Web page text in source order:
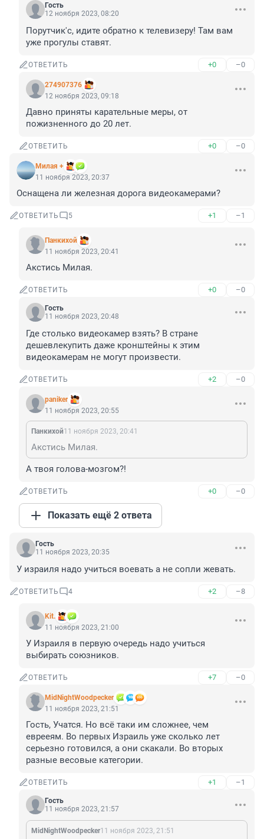
Гость
12 ноября 2023, 08:20
Порутчик'с, идите обратно к телевизеру! Там вам
уже прогулы ставят.
ОТВЕТИТЬ +0 –0
274907376
12 ноября 2023, 09:18
Давно приняты карательные меры, от
пожизненного до 20 лет.
ОТВЕТИТЬ +0 –0
Милая +
11 ноября 2023, 20:37
Оснащена ли железная дорога видеокамерами?
ОТВЕТИТЬ 5 +1 –1
Панкихой
11 ноября 2023, 20:41
Акстись Милая.
ОТВЕТИТЬ +0 –0
Гость
11 ноября 2023, 20:48
Где столько видеокамер взять? В стране
дешевлекупить даже кронштейны к этим
видеокамерам не могут произвести.
ОТВЕТИТЬ +2 –0
paniker
11 ноября 2023, 20:55
Панкихой11 ноября 2023, 20:41
Акстись Милая.
А твоя голова-мозгом?!
ОТВЕТИТЬ +0 –0
Показать ещё 2 ответа
Гость
11 ноября 2023, 20:35
У израиля надо учиться воевать а не сопли жевать.
ОТВЕТИТЬ 4 +2 –8
Kit.
11 ноября 2023, 21:00
У Израиля в первую очередь надо учиться
выбирать союзников.
ОТВЕТИТЬ +7 –0
MidNightWoodpecker
11 ноября 2023, 21:51
Гость, Учатся. Но всё таки им сложнее, чем
еврееям. Во первых Израиль уже сколько лет
серьезно готовился, а они скакали. Во вторых
разные весовые категории.
ОТВЕТИТЬ +1 –1
Гость
11 ноября 2023, 21:57
MidNightWoodpecker11 ноября 2023, 21:51